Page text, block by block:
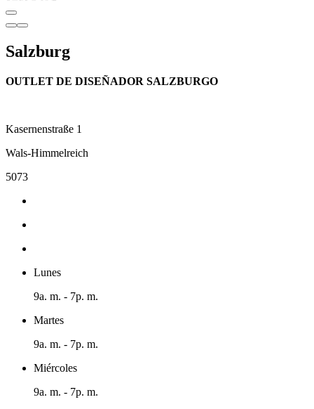
Salzburg
OUTLET DE DISEÑADOR SALZBURGO
Kasernenstraße 1
Wals-Himmelreich
5073
Lunes
9a. m. - 7p. m.
Martes
9a. m. - 7p. m.
Miércoles
9a. m. - 7p. m.